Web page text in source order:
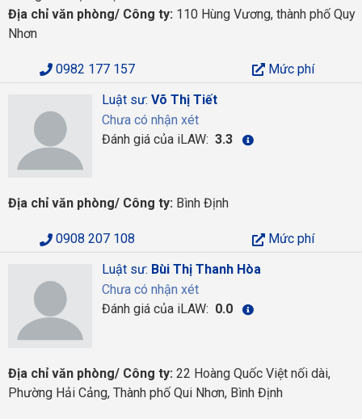
Địa chỉ văn phòng/ Công ty: 110 Hùng Vương, thành phố Quy
Nhơn
0982 177 157
Mức phí
Luật sư: Võ Thị Tiết
Chưa có nhận xét
Đánh giá của iLAW: 3.3
Địa chỉ văn phòng/ Công ty: Bình Định
0908 207 108
Mức phí
Luật sư: Bùi Thị Thanh Hòa
Chưa có nhận xét
Đánh giá của iLAW: 0.0
Địa chỉ văn phòng/ Công ty: 22 Hoàng Quốc Việt nối dài,
Phường Hải Cảng, Thành phố Qui Nhơn, Bình Định